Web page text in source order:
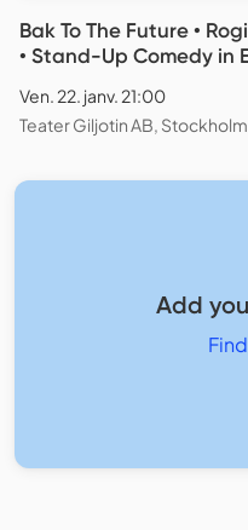
Bak To The Future •
• Stand-Up Comedy in
Ven. 22. janv. 21:00
Teater Giljotin AB, Stockholm
Add